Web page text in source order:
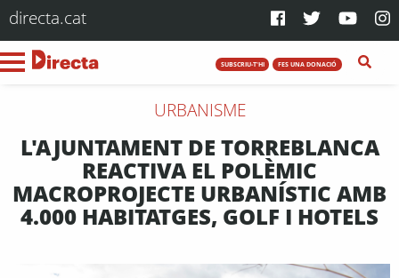
directa.cat
SUBSCRIU-T'HI FES UNA DONACIÓ
URBANISME
L'AJUNTAMENT DE TORREBLANCA
REACTIVA EL POLÈMIC
MACROPROJECTE URBANÍSTIC AMB
4.000 HABITATGES, GOLF I HOTELS